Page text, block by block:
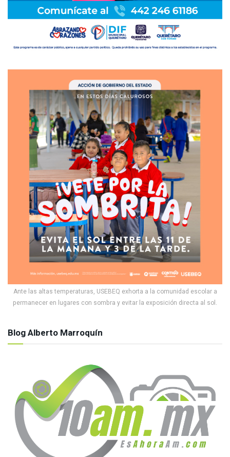
Ante las altas temperaturas, USEBEQ exhorta a la comunidad escolar a
permanecer en lugares con sombra y evitar la exposición directa al sol.
Blog Alberto Marroquín